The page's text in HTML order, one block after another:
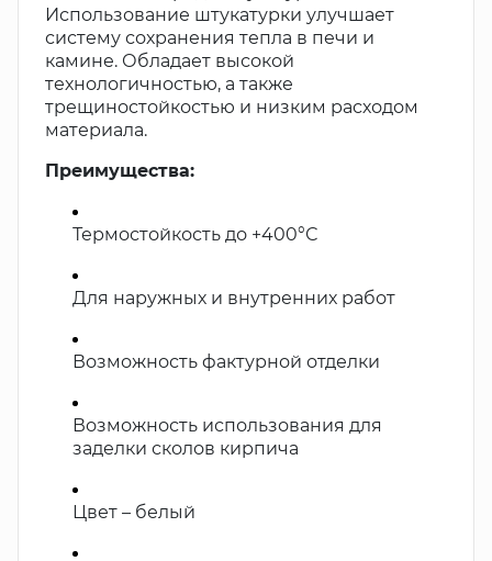
Использование штукатурки улучшает
систему сохранения тепла в печи и
камине. Обладает высокой
технологичностью, а также
трещиностойкостью и низким расходом
материала.
Преимущества:
Термостойкость до +400°С
Для наружных и внутренних работ
Возможность фактурной отделки
Возможность использования для
заделки сколов кирпича
Цвет – белый